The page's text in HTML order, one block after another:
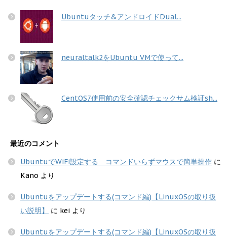
Ubuntuタッチ&アンドロイドDual...
neuraltalk2をUbuntu VMで使って...
CentOS7使用前の安全確認チェックサム検証sh...
最近のコメント
UbuntuでWiFi設定する コマンドいらずマウスで簡単操作 に
Kano より
Ubuntuをアップデートする(コマンド編)【LinuxOSの取り扱
い説明】
に kei より
Ubuntuをアップデートする(コマンド編)【LinuxOSの取り扱